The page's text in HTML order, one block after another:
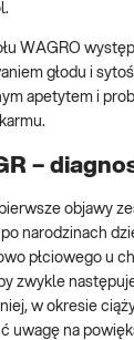
WAGRO
głodu i
apetytem i
–
objawy
narodzinach
płciowego u
zwykle
w okresie
uwagę na